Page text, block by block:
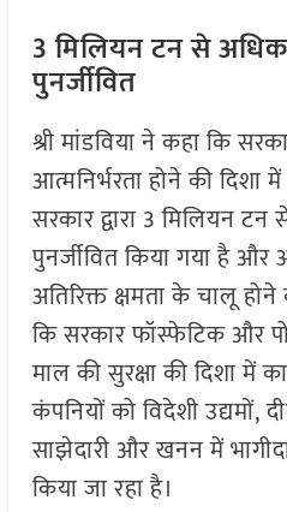
3मिलियन टन से अधिक
पुनर्जीवित
श्री मांडविया ने कहा कि
आत्मनिर्भरता होने की दिशा
सरकार द्वारा 3 मिलियन
पुनर्जीवित किया गया है
अतिरिक्त क्षमता के चालू
कि सरकार फॉस्फेटिक और
माल की सुरक्षा की दिशा में
कंपनियों को विदेशी उद्यमों,
साझेदारी और खनन में
किया जा रहा है।